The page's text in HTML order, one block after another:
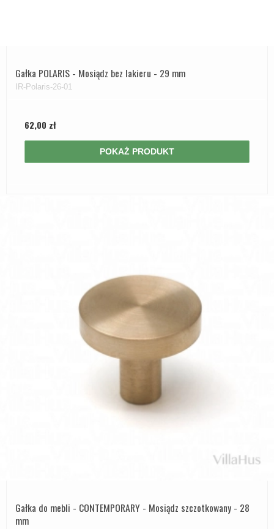
Gałka POLARIS - Mosiądz bez lakieru - 29 mm
IR-Polaris-26-01
62,00 zł
POKAŻ PRODUKT
Gałka do mebli - CONTEMPORARY - Mosiądz szczotkowany - 28
mm